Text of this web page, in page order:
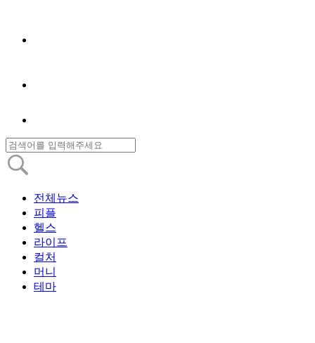
전체뉴스
피플
헬스
라이프
컬처
머니
테마